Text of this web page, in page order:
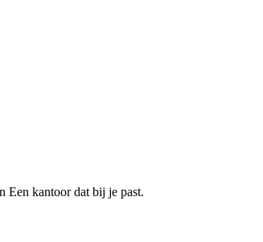
Een kantoor dat bij je past.